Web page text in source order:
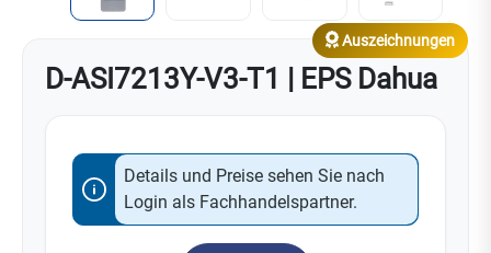
D-ASI7213Y-V3-T1 | EPS Dahua
Auszeichnungen
Details und Preise sehen Sie nach
Login als Fachhandelspartner.